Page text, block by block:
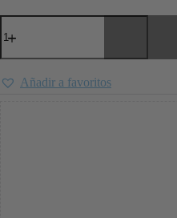
Añadir a favoritos